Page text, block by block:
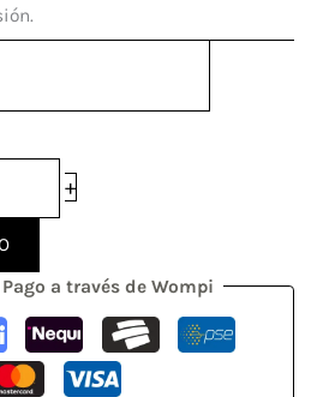
+
a través de Wompi